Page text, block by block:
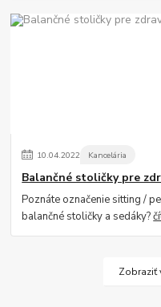
10.04.2022 Kancelária
Balančné stoličky pre
Poznáte označenie sitting /
balančné stoličky a sedáky?
Zobraziť